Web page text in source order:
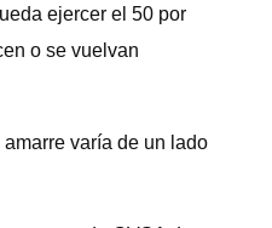
ejercer el 50 por
o se vuelvan
varía de un lado